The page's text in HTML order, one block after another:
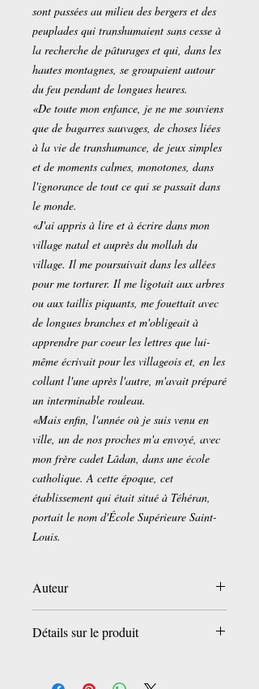
sont passées au milieu des bergers et des
peupla­des qui transhumaient sans cesse à
la recherche de pâturages et qui, dans les
hautes montagnes, se groupaient autour
du feu pendant de longues heures.
«De toute mon enfance, je ne me souviens
que de bagarres sauvages, de choses liées
à la vie de transhumance, de jeux simples
et de moments calmes, monotones, dans
l'ignorance de tout ce qui se passait dans
le monde.
«J'ai appris à lire et à écrire dans mon
village natal et auprès du mollah du
village. Il me poursui­vait dans les allées
pour me torturer. Il me ligotait aux arbres
ou aux taillis piquants, me fouettait avec
de longues branches et m'obligeait à
apprendre par coeur les lettres que lui-
même écrivait pour les villageois et, en les
collant l'une après l'autre, m'a­vait préparé
un interminable rouleau.
«Mais enfin, l'année où je suis venu en
ville, un de nos proches m'a envoyé, avec
mon frère cadet Lâdan, dans une école
catholique. A cette époque, cet
établissement qui était situé à Téhéran,
portait le nom d'École Supérieure Saint-
Louis.
Auteur
Traduction du persan et présentation par
Détails sur le produit
Editeur :
Lettres Persanes (1 décembre